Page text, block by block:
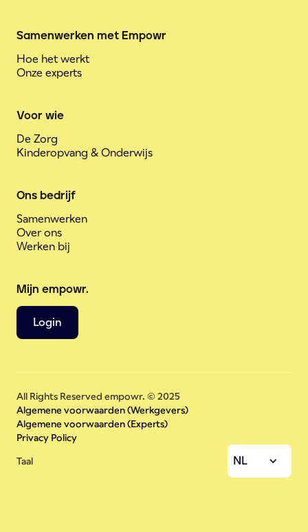
Samenwerken met Empowr
Hoe het werkt
Onze experts
Voor wie
De Zorg
Kinderopvang & Onderwijs
Ons bedrijf
Samenwerken
Over ons
Werken bij
Mijn empowr.
Login
All Rights Reserved empowr. © 2025
Algemene voorwaarden (Werkgevers)
Algemene voorwaarden (Experts)
Privacy Policy
Taal NL